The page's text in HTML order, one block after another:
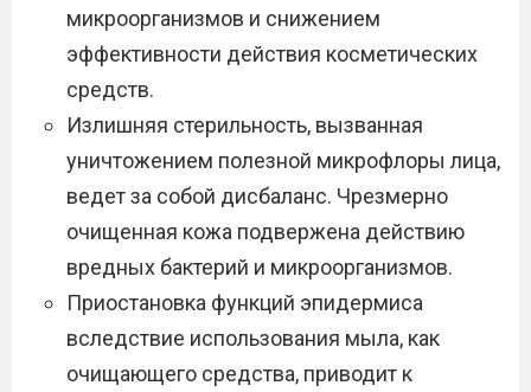
микроорганизмов и снижением
эффективности действия косметических
средств.
Излишняя стерильность, вызванная
уничтожением полезной микрофлоры лица,
ведет за собой дисбаланс. Чрезмерно
очищенная кожа подвержена действию
вредных бактерий и микроорганизмов.
Приостановка функций эпидермиса
вследствие использования мыла, как
очищающего средства, приводит к